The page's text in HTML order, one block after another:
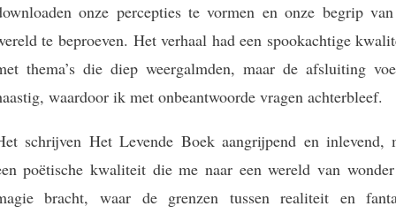
onze percepties te vormen en onze begrip
te beproeven. Het verhaal had een spookachtige
thema’s die diep weergalmden, maar de afsluiting
waardoor ik met onbeantwoorde vragen achterbleef.
schrijven Het Levende Boek aangrijpend en inlevend,
poëtische kwaliteit die me naar een wereld van
bracht, waar de grenzen tussen realiteit en